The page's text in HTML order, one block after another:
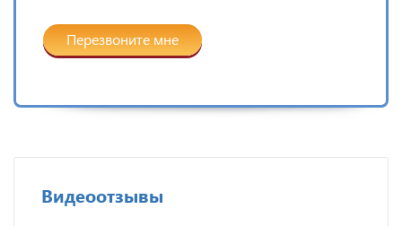
Перезвоните мне
Видеоотзывы